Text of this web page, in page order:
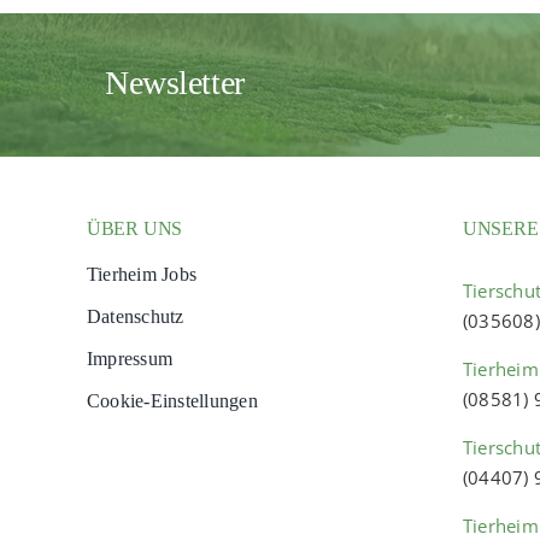
Newsletter
ÜBER UNS
Tierheim Jobs
Datenschutz
Impressum
Cookie-Einstellungen
(08581)
(04407)